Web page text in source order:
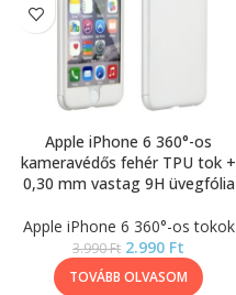
Apple iPhone 6 360°-os
kameravédős fehér TPU tok +
0,30 mm vastag 9H üvegfólia
Apple iPhone 6 360°-os tokok
3.990Ft 2.990 Ft
TOVÁBB OLVASOM